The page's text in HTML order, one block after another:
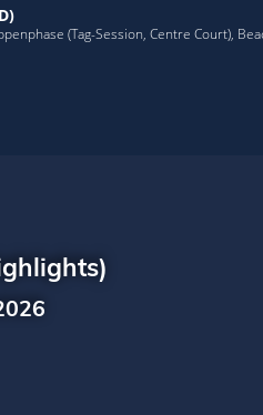
(Tag-Session, Centre Court),